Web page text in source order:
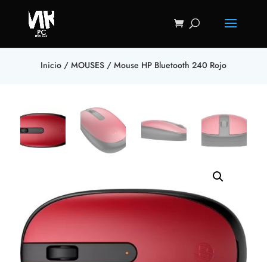
Inicio / MOUSES / Mouse HP Bluetooth 240 Rojo